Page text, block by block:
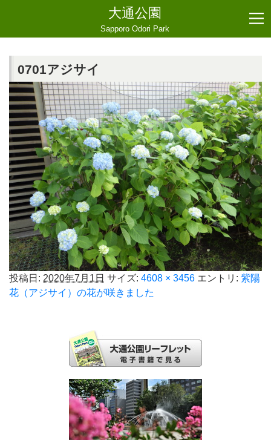
大通公園
Sapporo Odori Park
0701アジサイ
投稿日: 2020年7月1日 サイズ: 4608 × 3456 エントリ: 紫陽
花（アジサイ）の花が咲きました